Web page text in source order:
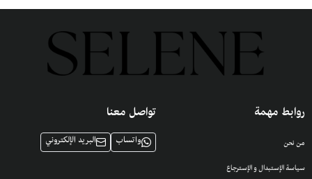
روابط مهمة
من نحن
سياسة الإستبدال و الإسترجاع
تواصل معنا
واتساب البريد الإلكتروني